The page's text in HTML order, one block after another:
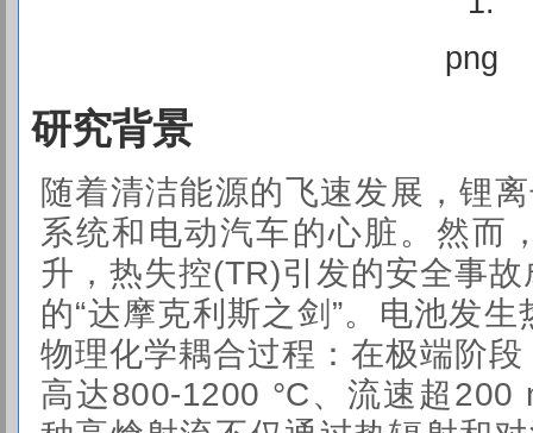
研究背景
随着清洁能源的飞速发展，锂
系统和电动汽车的心脏。然而
升，热失控(TR)引发的安全事
的“达摩克利斯之剑 ”。电池发
物理化学耦合过程：在极端阶
高达800-1200 °C、流速超